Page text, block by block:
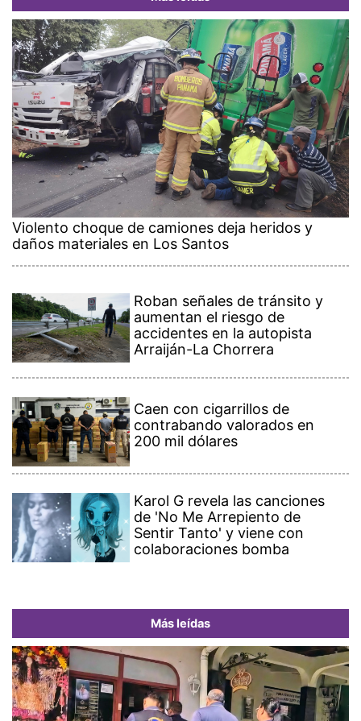
Violento choque de camiones deja heridos y
daños materiales en Los Santos
Roban señales de tránsito y
aumentan el riesgo de
accidentes en la autopista
Arraiján-La Chorrera
Caen con cigarrillos de
contrabando valorados en
200 mil dólares
Karol G revela las canciones
de 'No Me Arrepiento de
Sentir Tanto' y viene con
colaboraciones bomba
Más leídas